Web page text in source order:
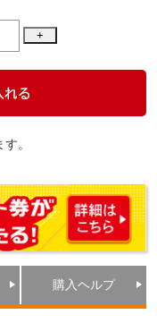
。
購入ヘルプ